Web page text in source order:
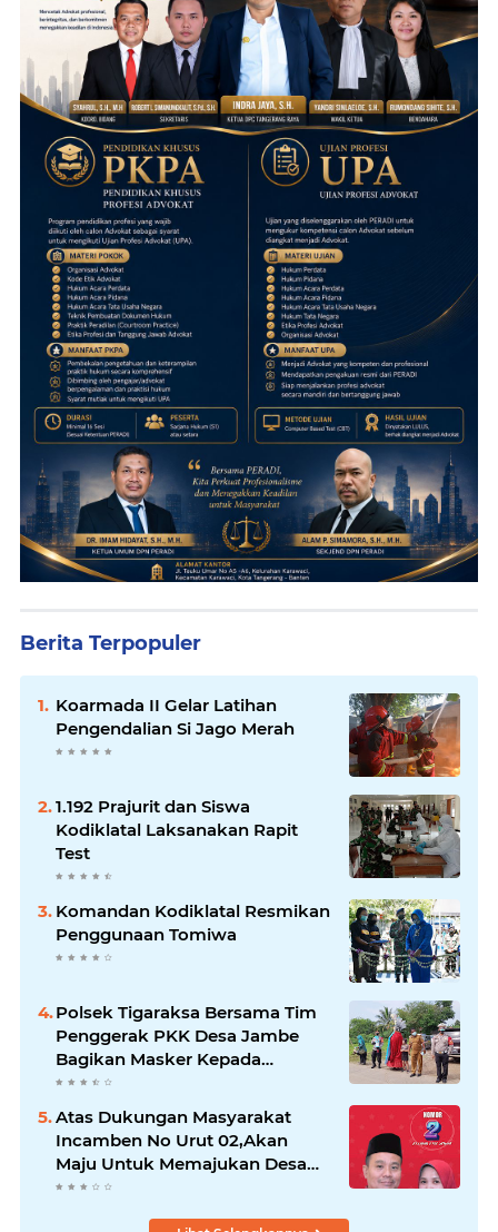
Berita Terpopuler
Koarmada II Gelar Latihan
Pengendalian Si Jago Merah
1.192 Prajurit dan Siswa
Kodiklatal Laksanakan Rapit
Test
Komandan Kodiklatal Resmikan
Penggunaan Tomiwa
Polsek Tigaraksa Bersama Tim
Penggerak PKK Desa Jambe
Bagikan Masker Kepada
Pengguna Jalan
Atas Dukungan Masyarakat
Incamben No Urut 02,Akan
Maju Untuk Memajukan Desa
Tegal Kunir Kidul